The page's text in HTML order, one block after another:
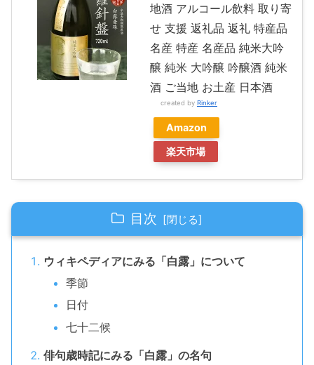
地酒 アルコール飲料 取り寄
せ 支援 返礼品 返礼 特産品
名産 特産 名産品 純米大吟
醸 純米 大吟醸 吟醸酒 純米
酒 ご当地 お土産 日本酒
created by Rinker
Amazon
楽天市場
目次
ウィキペディアにみる「白露」について
季節
日付
七十二候
俳句歳時記にみる「白露」の名句